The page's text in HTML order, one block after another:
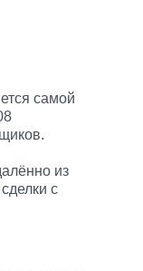
самой
из
с